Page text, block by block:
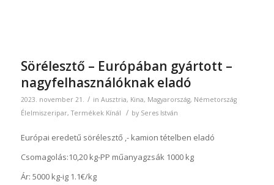
Sörélesztő – Európában gyártott –
nagyfelhasználóknak eladó
2023. november 21. / in Ausztria, Kina, Magyarország, Németország
Élelmiszeripar,Termékek Kínál / by Seres István
Európai eredetű sörélesztő ,- kamion tételben eladó
Csomagolás:10,20 kg-PP műanyagzsák 1000 kg
Ár: 5000 kg-ig 1.1€/kg